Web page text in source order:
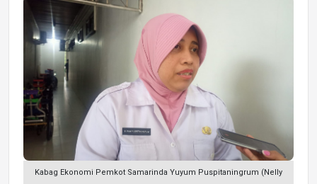
Kabag Ekonomi Pemkot Samarinda Yuyum Puspitaningrum (Nelly